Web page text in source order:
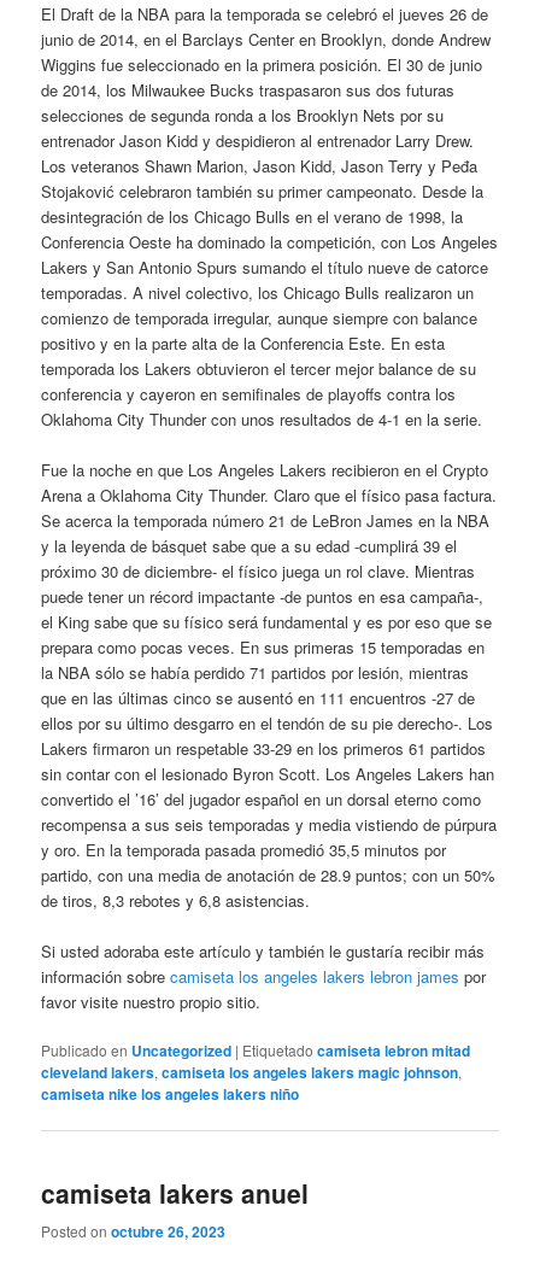
El Draft de la NBA para la temporada se celebró el jueves 26 de
junio de 2014, en el Barclays Center en Brooklyn, donde Andrew
Wiggins fue seleccionado en la primera posición. El 30 de junio
de 2014, los Milwaukee Bucks traspasaron sus dos futuras
selecciones de segunda ronda a los Brooklyn Nets por su
entrenador Jason Kidd y despidieron al entrenador Larry Drew.
Los veteranos Shawn Marion, Jason Kidd, Jason Terry y Peđa
Stojaković celebraron también su primer campeonato. Desde la
desintegración de los Chicago Bulls en el verano de 1998, la
Conferencia Oeste ha dominado la competición, con Los Angeles
Lakers y San Antonio Spurs sumando el título nueve de catorce
temporadas. A nivel colectivo, los Chicago Bulls realizaron un
comienzo de temporada irregular, aunque siempre con balance
positivo y en la parte alta de la Conferencia Este. En esta
temporada los Lakers obtuvieron el tercer mejor balance de su
conferencia y cayeron en semifinales de playoffs contra los
Oklahoma City Thunder con unos resultados de 4-1 en la serie.
Fue la noche en que Los Angeles Lakers recibieron en el Crypto
Arena a Oklahoma City Thunder. Claro que el físico pasa factura.
Se acerca la temporada número 21 de LeBron James en la NBA
y la leyenda de básquet sabe que a su edad -cumplirá 39 el
próximo 30 de diciembre- el físico juega un rol clave. Mientras
puede tener un récord impactante -de puntos en esa campaña-,
el King sabe que su físico será fundamental y es por eso que se
prepara como pocas veces. En sus primeras 15 temporadas en
la NBA sólo se había perdido 71 partidos por lesión, mientras
que en las últimas cinco se ausentó en 111 encuentros -27 de
ellos por su último desgarro en el tendón de su pie derecho-. Los
Lakers firmaron un respetable 33-29 en los primeros 61 partidos
sin contar con el lesionado Byron Scott. Los Angeles Lakers han
convertido el ’16’ del jugador español en un dorsal eterno como
recompensa a sus seis temporadas y media vistiendo de púrpura
y oro. En la temporada pasada promedió 35,5 minutos por
partido, con una media de anotación de 28.9 puntos; con un 50%
de tiros, 8,3 rebotes y 6,8 asistencias.
Si usted adoraba este artículo y también le gustaría recibir más
información sobrecamiseta los angeles lakers lebron james por
favor visite nuestro propio sitio.
Publicado en Uncategorized | Etiquetado camiseta lebron mitad
cleveland lakers,camiseta los angeles lakers magic johnson,
camiseta nike los angeles lakers niño
camiseta lakers anuel
Posted onoctubre 26, 2023